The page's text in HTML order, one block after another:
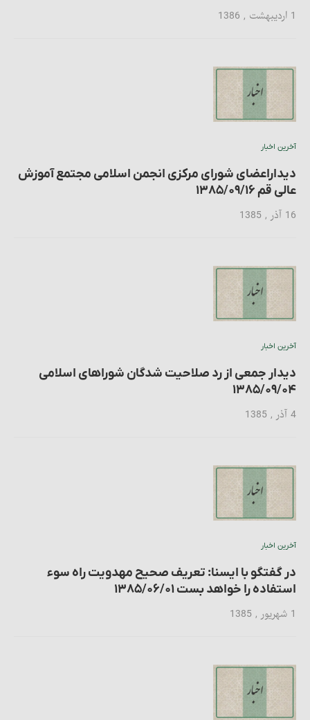
1 اردیبهشت , 1386
آخرین اخبار
دیداراعضای شورای مرکزی انجمن اسلامی مجتمع آموزش
عالی قم ۱۳۸۵/۰۹/۱۶
16 آذر , 1385
آخرین اخبار
دیدار جمعی از رد صلاحیت شدگان شوراهای اسلامی
۱۳۸۵/۰۹/۰۴
4 آذر , 1385
آخرین اخبار
در گفتگو با ایسنا: تعریف صحیح مهدویت راه سوء
استفاده را خواهد بست ۱۳۸۵/۰۶/۰۱
1 شهریور , 1385